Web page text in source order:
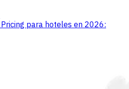
para hoteles en 2026: